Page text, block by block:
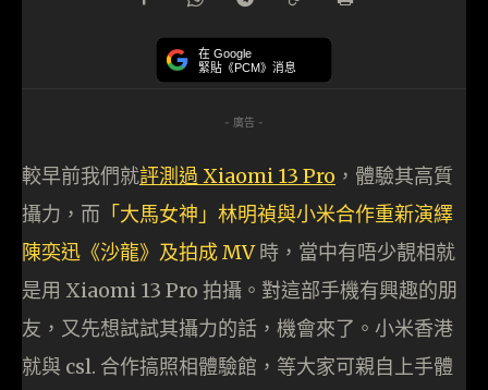
在 Google
緊貼《PCM》消息
- 廣告 -
較早前我們就評測過 Xiaomi 13 Pro ，體驗其高質
攝力，而 「大馬女神」林明禎與小米合作重新演繹
陳奕迅《沙龍》及拍成 MV時，當中有唔少靚相就
是用 Xiaomi 13 Pro 拍攝。對這部手機有興趣的朋
友，又先想試試其攝力的話，機會來了。小米香港
就與 csl. 合作搞照相體驗館，等大家可親自上手體